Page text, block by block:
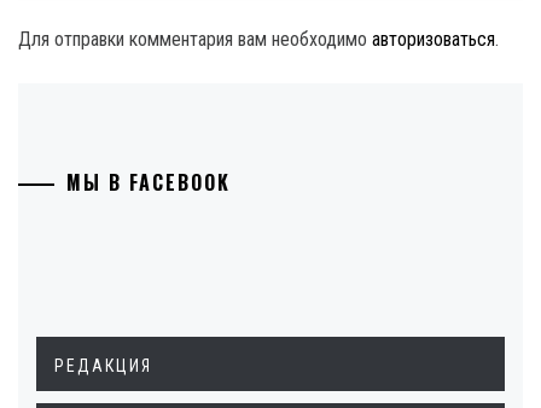
Для отправки комментария вам необходимо авторизоваться.
МЫ В FACEBOOK
РЕДАКЦИЯ